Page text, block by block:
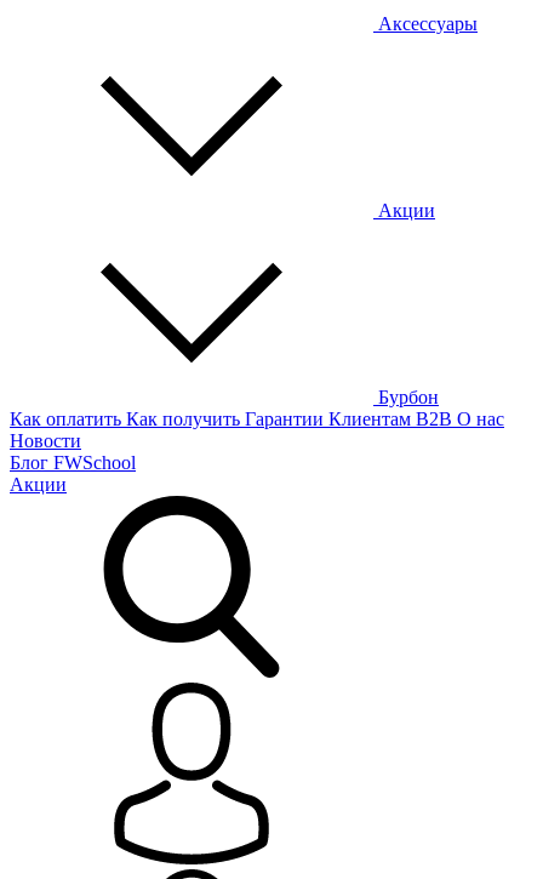
Аксессуары
Акции
Бурбон
Как оплатить Как получить Гарантии Клиентам B2B О нас
Новости
Блог FWSchool
Акции